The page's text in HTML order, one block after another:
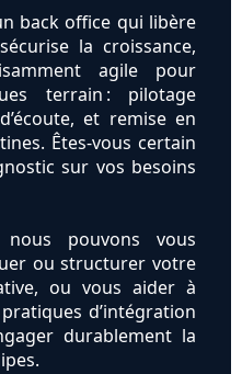
back office qui libère
la croissance,
agile pour
terrain : pilotage
et remise en
Êtes-vous certain
sur vos besoins
pouvons vous
ou structurer votre
ou vous aider à
d’intégration
durablement la